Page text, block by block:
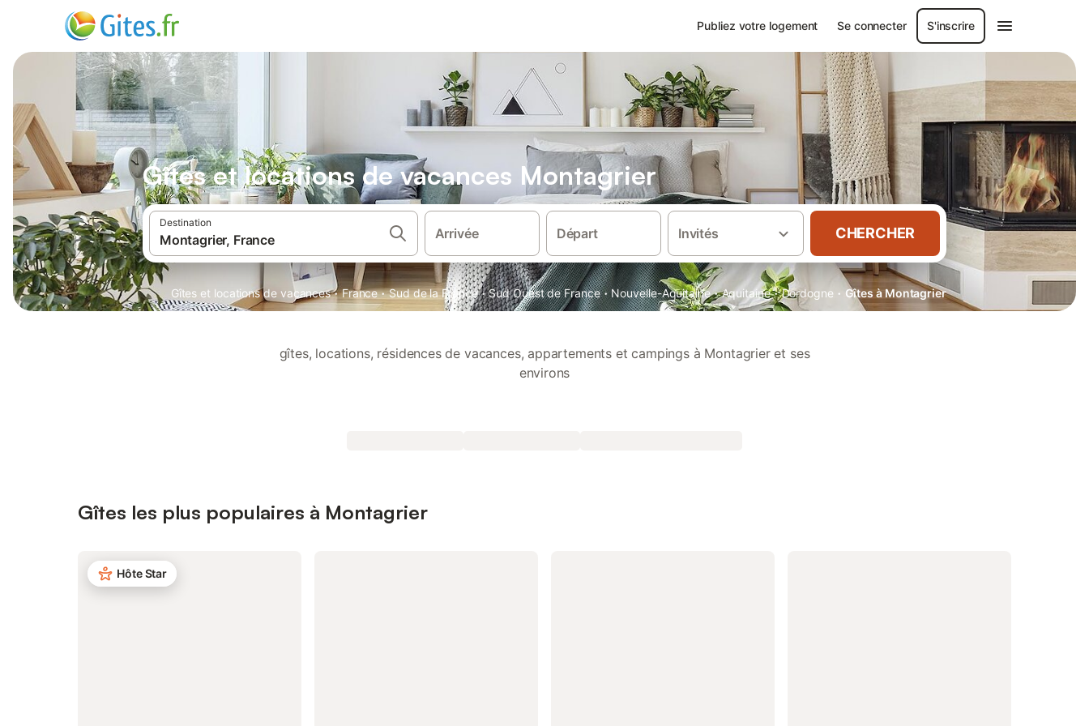
Publiez votre logement Se connecter S'inscrire
Gîtes et locations de vacances Montagrier
Destination
Arrivée Départ Invités CHERCHER
Gîtes et locations de vacances · France · Sud de la France · Sud Ouest de France · Nouvelle-Aquitaine · Aquitaine · Dordogne · Gîtes à Montagrier
gîtes, locations, résidences de vacances, appartements et campings à Montagrier et ses
environs
Gîtes les plus populaires à Montagrier
Hôte Star